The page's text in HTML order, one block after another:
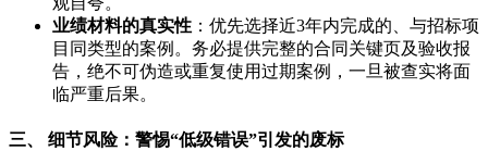
业绩材料的真实性 ：优先选择近3年内完成的、与招标项
目同类型的案例。务必提供完整的合同关键页及验收报
告，绝不可伪造或重复使用过期案例，一旦被查实将面
临严重后果。
三、 细节风险：警惕“低级错误”引发的废标